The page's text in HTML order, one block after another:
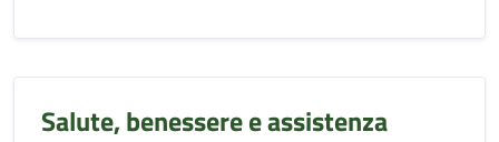
Salute, benessere e assistenza